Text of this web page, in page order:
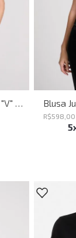
R$598 00
5